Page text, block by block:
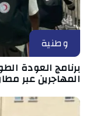
وطنية
برنامج العودة
المهاجرين عبر